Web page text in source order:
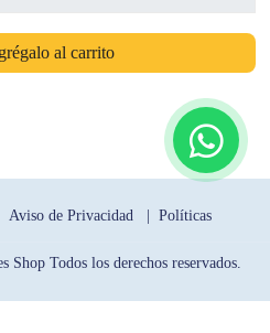
al carrito
Aviso de Privacidad | Políticas
Todos los derechos reservados.